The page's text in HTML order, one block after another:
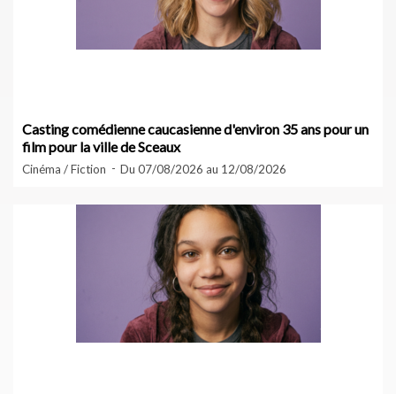
Casting comédienne caucasienne d'environ 35 ans pour un
film pour la ville de Sceaux
Cinéma / Fiction Du 07/08/2026 au 12/08/2026